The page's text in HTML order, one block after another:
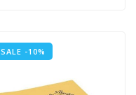
SALE -10%